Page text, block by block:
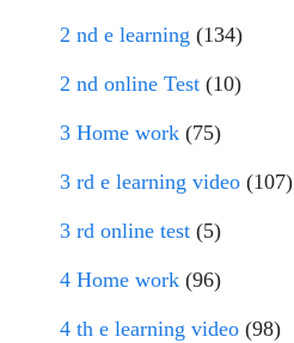
2 nd e learning (134)
2 nd online Test (10)
3 Home work (75)
3 rd e learning video (107)
3 rd online test (5)
4 Home work (96)
4 th e learning video (98)